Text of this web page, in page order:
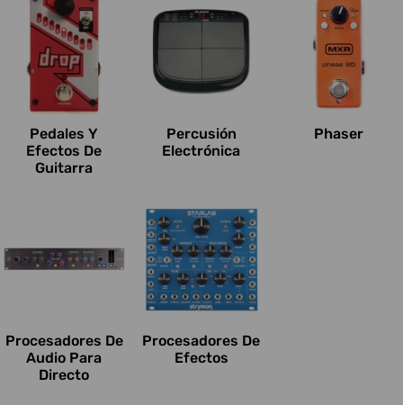
Pedales Y
Efectos De
Guitarra
Percusión
Electrónica
Phaser
Procesadores De
Audio Para
Directo
Procesadores De
Efectos